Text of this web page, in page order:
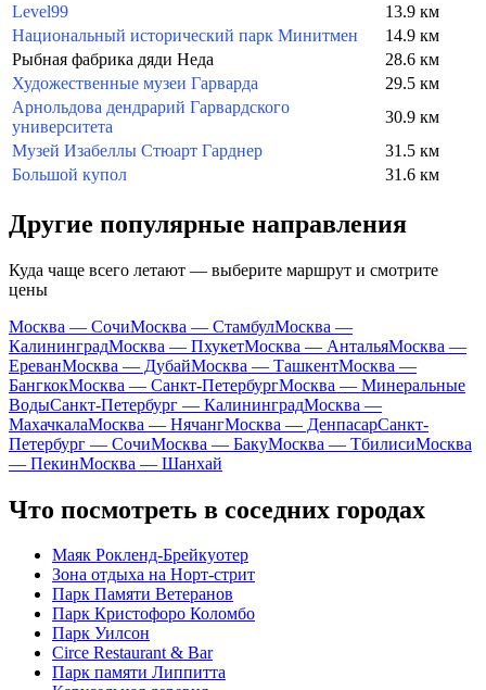
Level99
13.9 км
Национальный исторический парк Минитмен
14.9 км
Рыбная фабрика дяди Неда
28.6 км
Художественные музеи Гарварда
29.5 км
Арнольдова дендрарий Гарвардского
университета
30.9 км
Музей Изабеллы Стюарт Гарднер
31.5 км
Большой купол
31.6 км
Другие популярные направления
Куда чаще всего летают — выберите маршрут и смотрите
цены
Москва — СочиМосква — СтамбулМосква —
КалининградМосква — ПхукетМосква — АнтальяМосква —
ЕреванМосква — ДубайМосква — ТашкентМосква —
БангкокМосква — Санкт-ПетербургМосква — Минеральные
ВодыСанкт-Петербург — КалининградМосква —
МахачкалаМосква — НячангМосква — ДенпасарСанкт-
Петербург — СочиМосква — БакуМосква — ТбилисиМосква
— ПекинМосква — Шанхай
Что посмотреть в соседних городах
Маяк Рокленд-Брейкуотер
Зона отдыха на Норт-стрит
Парк Памяти Ветеранов
Парк Кристофоро Коломбо
Парк Уилсон
Circe Restaurant & Bar
Парк памяти Липпитта